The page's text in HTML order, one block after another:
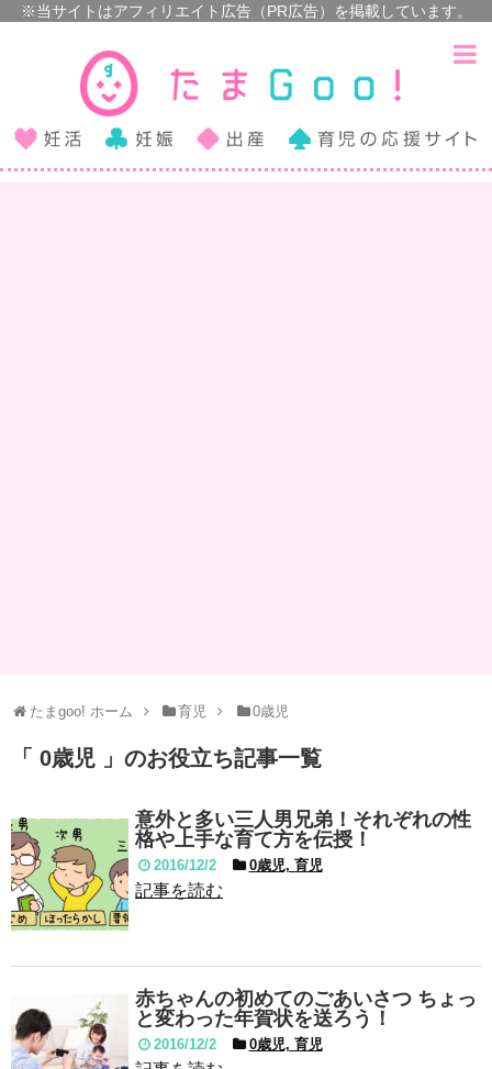
たまgoo! ホーム 育児 0歳児
「 0歳児 」のお役立ち記事一覧
意外と多い三人男兄弟！それぞれの性
格や上手な育て方を伝授！
2016/12/2 0歳児, 育児
記事を読む
赤ちゃんの初めてのごあいさつ ちょっ
と変わった年賀状を送ろう！
2016/12/2 0歳児, 育児